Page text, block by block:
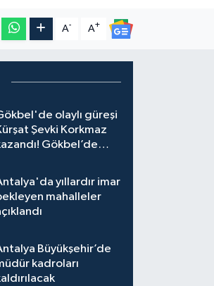
A- A+
olaylı güreşi
Şevki Korkmaz
Gökbel’de
elendi!
yıllardır imar
mahalleler
Büyükşehir’de
kadroları